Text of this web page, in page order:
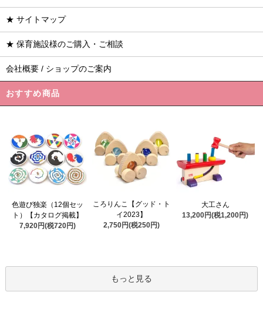
★ サイトマップ
★ 保育施設様のご購入・ご相談
会社概要 / ショップのご案内
おすすめ商品
色遊び独楽（12個セッ
ト）【カタログ掲載】
7,920円(税720円)
ころりんこ【グッド・ト
イ2023】
2,750円(税250円)
大工さん
13,200円(税1,200円)
もっと見る